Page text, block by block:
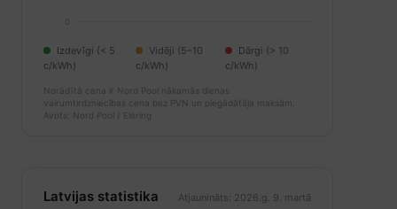
0
Izdevīgi (< 5
c/kWh)
Vidēji (5–10
c/kWh)
Dārgi (> 10
c/kWh)
Norādītā cena ir Nord Pool nākamās dienas
vairumtirdzniecības cena bez PVN un piegādātāja maksām.
Avots: Nord Pool / Elering
Latvijas statistika Atjaunināts: 2026.g. 9. martā